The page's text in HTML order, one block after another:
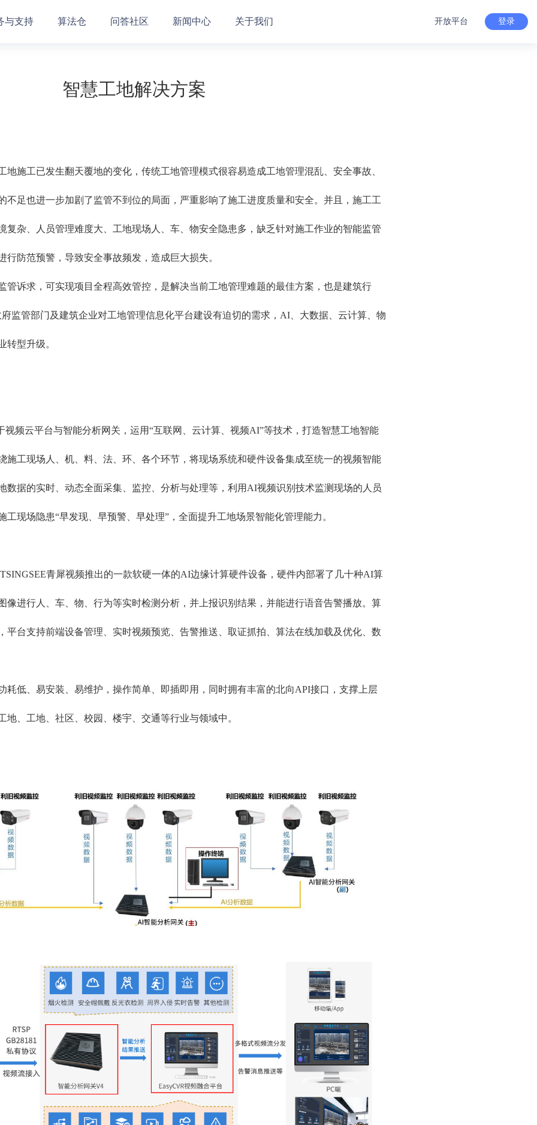
与支持 算法仓 问答社区 新闻中心 关于我们 开放平台 登录
智慧工地解决方案
地施工已发生翻天覆地的变化，传统工地管理模式很容易造成工地管理混乱、安全事故、
不足也进一步加剧了监管不到位的局面，严重影响了施工进度质量和安全。并且，施工工
复杂、人员管理难度大、工地现场人、车、物安全隐患多，缺乏针对施工作业的智能监管
行防范预警，导致安全事故频发，造成巨大损失。
管诉求，可实现项目全程高效管控，是解决当前工地管理难题的最佳方案，也是建筑行
监管部门及建筑企业对工地管理信息化平台建设有迫切的需求，AI、大数据、云计算、物
转型升级。
视频云平台与智能分析网关，运用“互联网、云计算、视频AI”等技术，打造智慧工地智能
施工现场人、机、料、法、环、各个环节，将现场系统和硬件设备集成至统一的视频智能
数据的实时、动态全面采集、监控、分析与处理等，利用AI视频识别技术监测现场的人员
工现场隐患“早发现、早预警、早处理”，全面提升工地场景智能化管理能力。
青犀视频推出的一款软硬一体的AI边缘计算硬件设备，硬件内部署了几十种AI算
像进行人、车、物、行为等实时检测分析，并上报识别结果，并能进行语音告警播放。算
平台支持前端设备管理、实时视频预览、告警推送、取证抓拍、算法在线加载及优化、数
耗低、易安装、易维护，操作简单、即插即用，同时拥有丰富的北向API接口，支撑上层
地、工地、社区、校园、楼宇、交通等行业与领域中。